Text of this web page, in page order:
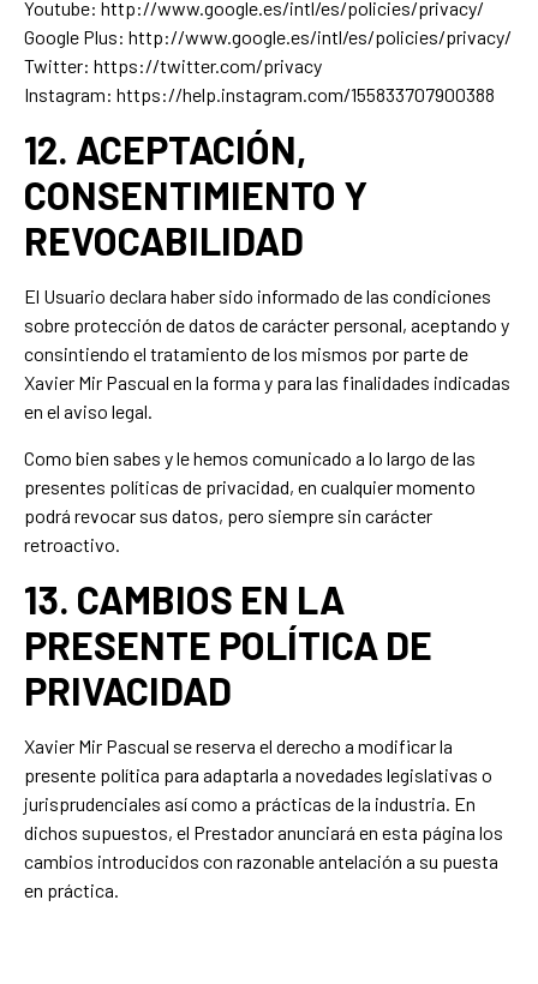
Youtube: http://www.google.es/intl/es/policies/privacy/
Google Plus: http://www.google.es/intl/es/policies/privacy/
Twitter: https://twitter.com/privacy
Instagram: https://help.instagram.com/155833707900388
12. ACEPTACIÓN,
CONSENTIMIENTO Y
REVOCABILIDAD
El Usuario declara haber sido informado de las condiciones
sobre protección de datos de carácter personal, aceptando y
consintiendo el tratamiento de los mismos por parte de
Xavier Mir Pascual en la forma y para las finalidades indicadas
en el aviso legal.
Como bien sabes y le hemos comunicado a lo largo de las
presentes políticas de privacidad, en cualquier momento
podrá revocar sus datos, pero siempre sin carácter
retroactivo.
13. CAMBIOS EN LA
PRESENTE POLÍTICA DE
PRIVACIDAD
Xavier Mir Pascual se reserva el derecho a modificar la
presente política para adaptarla a novedades legislativas o
jurisprudenciales así como a prácticas de la industria. En
dichos supuestos, el Prestador anunciará en esta página los
cambios introducidos con razonable antelación a su puesta
en práctica.